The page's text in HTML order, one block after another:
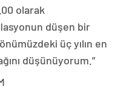
olarak
düşen bir
üç yılın en
düşünüyorum.”